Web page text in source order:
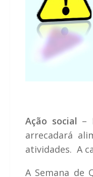
Ação social –
arrecadará
atividades. A
A Semana de